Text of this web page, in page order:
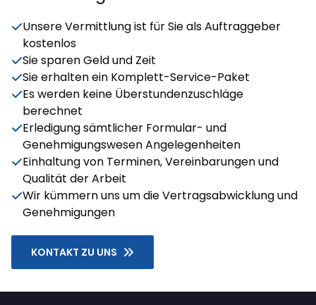
Unsere Vermittlung ist für Sie als Auftraggeber
kostenlos
Sie sparen Geld und Zeit
Sie erhalten ein Komplett-Service-Paket
Es werden keine Überstundenzuschläge
berechnet
Erledigung sämtlicher Formular- und
Genehmigungswesen Angelegenheiten
Einhaltung von Terminen, Vereinbarungen und
Qualität der Arbeit
Wir kümmern uns um die Vertragsabwicklung und
Genehmigungen
KONTAKT ZU UNS